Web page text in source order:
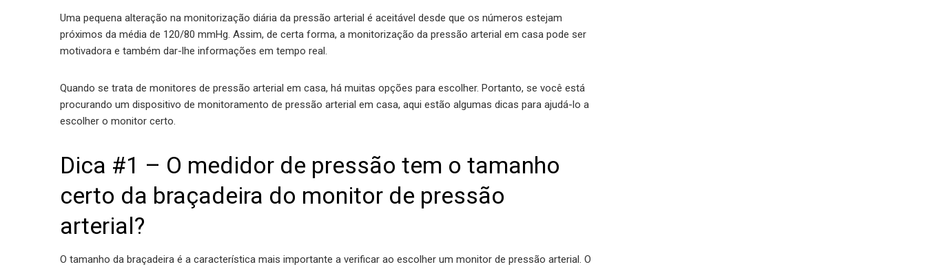
Uma pequena alteração na monitorização diária da pressão arterial é aceitável desde que os números estejam
próximos da média de 120/80 mmHg. Assim, de certa forma, a monitorização da pressão arterial em casa pode ser
motivadora e também dar-lhe informações em tempo real.
Quando se trata de monitores de pressão arterial em casa, há muitas opções para escolher. Portanto, se você está
procurando um dispositivo de monitoramento de pressão arterial em casa, aqui estão algumas dicas para ajudá-lo a
escolher o monitor certo.
Dica #1 – O medidor de pressão tem o tamanho
certo da braçadeira do monitor de pressão
arterial?
O tamanho da braçadeira é a característica mais importante a verificar ao escolher um monitor de pressão arterial. O